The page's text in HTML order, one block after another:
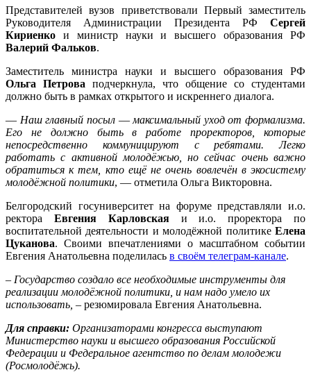
Представителей вузов приветствовали Первый заместитель
Руководителя Администрации Президента РФ Сергей
Кириенко и министр науки и высшего образования РФ
Валерий Фальков.
Заместитель министра науки и высшего образования РФ
Ольга Петрова подчеркнула, что общение со студентами
должно быть в рамках открытого и искреннего диалога.
— Наш главный посыл —максимальный уход от формализма.
Его не должно быть в работе проректоров, которые
непосредственно коммуницируют с ребятами. Легко
работать с активной молодёжью, но сейчас очень важно
обратиться к тем, кто ещё не очень вовлечён в экосистему
молодёжной политики, — отметила Ольга Викторовна.
Белгородский госуниверситет на форуме представляли и.о.
ректора Евгения Карловскаяи и.о. проректора по
воспитательной деятельности и молодёжной политике Елена
Цуканова. Своими впечатлениями о масштабном событии
Евгения Анатольевна поделилась в своём телеграм-канале.
– Государство создало все необходимые инструменты для
реализации молодёжной политики, и нам надо умело их
использовать, – резюмировала Евгения Анатольевна.
Для справки: Организаторами конгресса выступают
Министерство науки и высшего образования Российской
Федерации и Федеральное агентство по делам молодежи
(Росмолодёжь).